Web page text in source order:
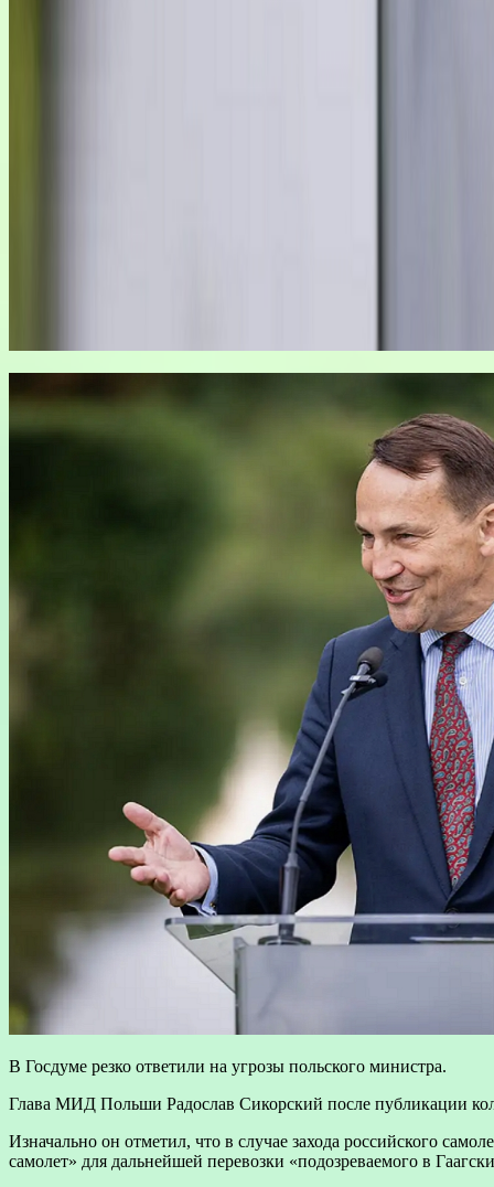
В Госдуме резко ответили на угрозы польского министра.
Глава МИД Польши Радослав Сикорский после публикации
Изначально он отметил, что в случае захода российского
самолет» для дальнейшей перевозки «подозреваемого в